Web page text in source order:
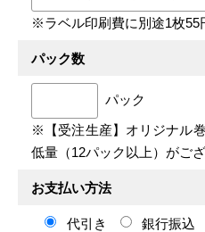
※ラベル印刷費に別途1枚55
パック数
パック
※【受注生産】オリジナル
低量（12パック以上）がござ
お支払い方法
代引き
銀行振込